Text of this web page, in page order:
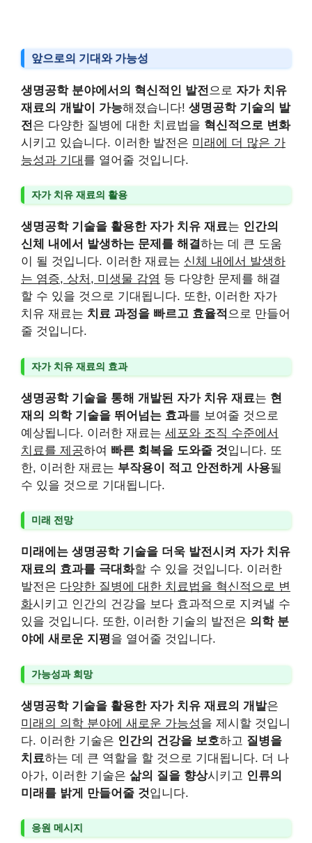
앞으로의 기대와 가능성
생명공학 분야에서의 혁신적인 발전 으로 자가 치유
재료의 개발이 가능해졌습니다! 생명공학 기술의 발
전 은 다양한 질병에 대한 치료법을 혁신적으로 변화
시키고 있습니다. 이러한 발전은 미래에 더 많은 가
능성과 기대 를 열어줄 것입니다.
자가 치유 재료의 활용
생명공학 기술을 활용한 자가 치유 재료는 인간의
신체 내에서 발생하는 문제를 해결하는 데 큰 도움
이 될 것입니다. 이러한 재료는 신체 내에서 발생하
는 염증, 상처, 미생물 감염 등 다양한 문제를 해결
할 수 있을 것으로 기대됩니다. 또한, 이러한 자가
치유 재료는 치료 과정을 빠르고 효율적 으로 만들어
줄 것입니다.
자가 치유 재료의 효과
생명공학 기술을 통해 개발된 자가 치유 재료는 현
재의 의학 기술을 뛰어넘는 효과를 보여줄 것으로
예상됩니다. 이러한 재료는 세포와 조직 수준에서
치료를 제공하여 빠른 회복을 도와줄 것입니다. 또
한, 이러한 재료는 부작용이 적고 안전하게 사용될
수 있을 것으로 기대됩니다.
미래 전망
미래에는 생명공학 기술을 더욱 발전시켜 자가 치유
재료의 효과를 극대화할 수 있을 것입니다. 이러한
발전은 다양한 질병에 대한 치료법을 혁신적으로 변
화시키고 인간의 건강을 보다 효과적으로 지켜낼 수
있을 것입니다. 또한, 이러한 기술의 발전은 의학 분
야에 새로운 지평을 열어줄 것입니다.
가능성과 희망
생명공학 기술을 활용한 자가 치유 재료의 개발은
미래의 의학 분야에 새로운 가능성을 제시할 것입니
다. 이러한 기술은 인간의 건강을 보호하고 질병을
치료하는 데 큰 역할을 할 것으로 기대됩니다. 더 나
아가, 이러한 기술은 삶의 질을 향상시키고 인류의
미래를 밝게 만들어줄 것입니다.
응원 메시지